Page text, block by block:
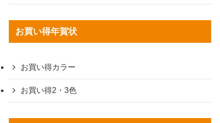
お買い得年賀状
お買い得カラー
お買い得2・3色